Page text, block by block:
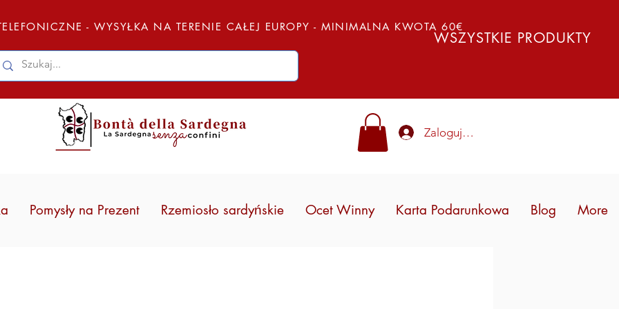
- WYSYŁKA NA TERENIE CAŁEJ EUROPY - MINIMALNA KWOTA 60€
WSZYSTKIE PRODUKTY
Zaloguj się
Pomysły na Prezent Rzemiosło sardyńskie Ocet Winny Karta Podarunkowa Blog More